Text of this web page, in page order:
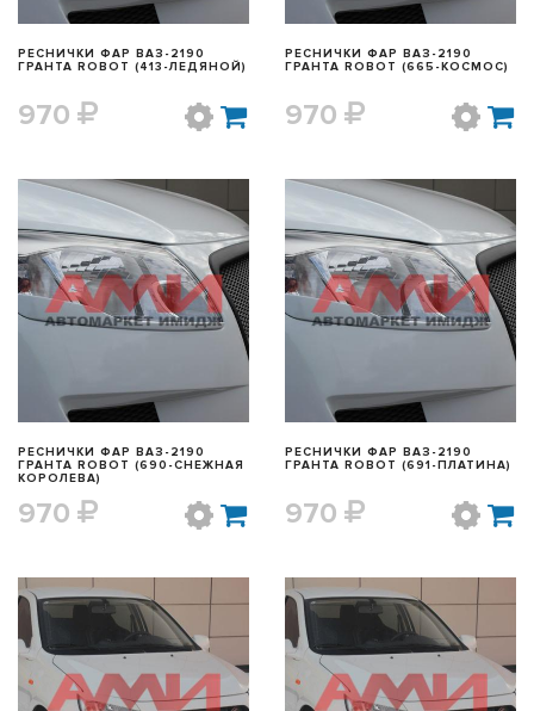
РЕСНИЧКИ ФАР ВАЗ-2190
ГРАНТА ROBOT (413-ЛЕДЯНОЙ)
970
РЕСНИЧКИ ФАР ВАЗ-2190
ГРАНТА ROBOT (665-КОСМОС)
970
БЫСТРЫЙ ПРОСМОТР
РЕСНИЧКИ ФАР ВАЗ-2190
ГРАНТА ROBOT (690-СНЕЖНАЯ
КОРОЛЕВА)
970
БЫСТРЫЙ ПРОСМОТР
РЕСНИЧКИ ФАР ВАЗ-2190
ГРАНТА ROBOT (691-ПЛАТИНА)
970
БЫСТРЫЙ ПРОСМОТР БЫСТРЫЙ ПРОСМОТР